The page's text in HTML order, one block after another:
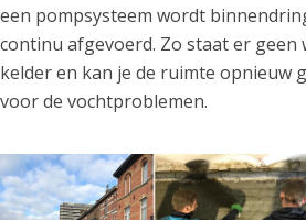
een pompsysteem wordt
continu afgevoerd. Zo staat er geen
kelder en kan je de ruimte opnieuw
voor de vochtproblemen.